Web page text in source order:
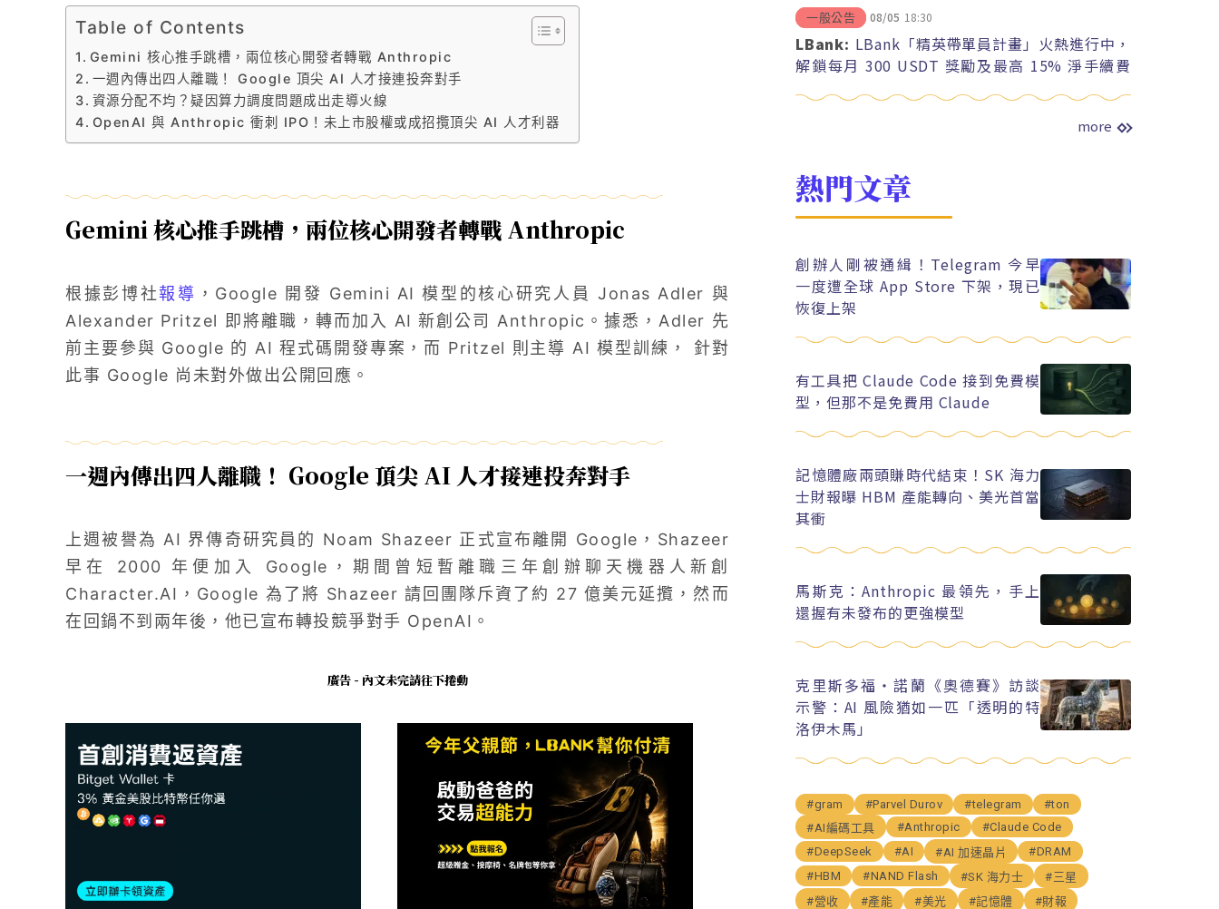
Table of Contents
Gemini 核心推手跳槽，兩位核心開發者轉戰 Anthropic
一週內傳出四人離職！ Google 頂尖 AI 人才接連投奔對手
資源分配不均？疑因算力調度問題成出走導火線
OpenAI 與 Anthropic 衝刺 IPO！未上市股權或成招攬頂尖 AI 人才利器
Gemini 核心推手跳槽，兩位核心開發者轉戰 Anthropic
根據彭博社報導 ，Google 開發 Gemini AI 模型的核心研究人員 Jonas Adler 與
Alexander Pritzel 即將離職，轉而加入 AI 新創公司 Anthropic。據悉，Adler 先
前主要參與 Google 的 AI 程式碼開發專案，而 Pritzel 則主導 AI 模型訓練， 針對
此事 Google 尚未對外做出公開回應。
一週內傳出四人離職！ Google 頂尖 AI 人才接連投奔對手
上週被譽為 AI 界傳奇研究員的 Noam Shazeer 正式宣布離開 Google，Shazeer
早在 2000 年便加入 Google，期間曾短暫離職三年創辦聊天機器人新創
Character.AI，Google 為了將 Shazeer 請回團隊斥資了約 27 億美元延攬，然而
在回鍋不到兩年後，他已宣布轉投競爭對手 OpenAI。
廣告 - 內文未完請往下捲動
一般公告 08/05 18:30
LBank: LBank「精英帶單員計畫」火熱進行中，
解鎖每月 300 USDT 獎勵及最高 15% 淨手續費
more
熱門文章
創辦人剛被通緝！Telegram 今早
一度遭全球 App Store 下架，現已
恢復上架
有工具把 Claude Code 接到免費模
型，但那不是免費用 Claude
記憶體廠兩頭賺時代結束！SK 海力
士財報曝 HBM 產能轉向、美光首當
其衝
馬斯克：Anthropic 最領先，手上
還握有未發布的更強模型
克里斯多福・諾蘭《奧德賽》訪談
示警：AI 風險猶如一匹「透明的特
洛伊木馬」
#gram #Parvel Durov #telegram
#ton
#AI編碼工具
#Anthropic
#Claude Code
#DeepSeek
#AI #AI 加速晶片
#DRAM
#HBM
#NAND Flash #SK 海力士
#三星
#營收
#產能 #美光 #記憶體
#財報